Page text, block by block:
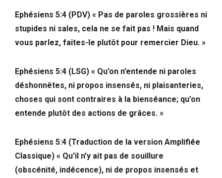
Ephésiens 5:4 (PDV) « Pas de paroles grossières ni
stupides ni sales, cela ne se fait pas ! Mais quand
vous parlez, faites-le plutôt pour remercier Dieu. »
Ephésiens 5:4 (LSG) « Qu’on n’entende ni paroles
déshonnêtes, ni propos insensés, ni plaisanteries,
choses qui sont contraires à la bienséance; qu’on
entende plutôt des actions de grâces. »
Ephésiens 5:4 (Traduction de la version Amplifiée
Classique) « Qu’il n’y ait pas de souillure
(obscénité, indécence), ni de propos insensés et